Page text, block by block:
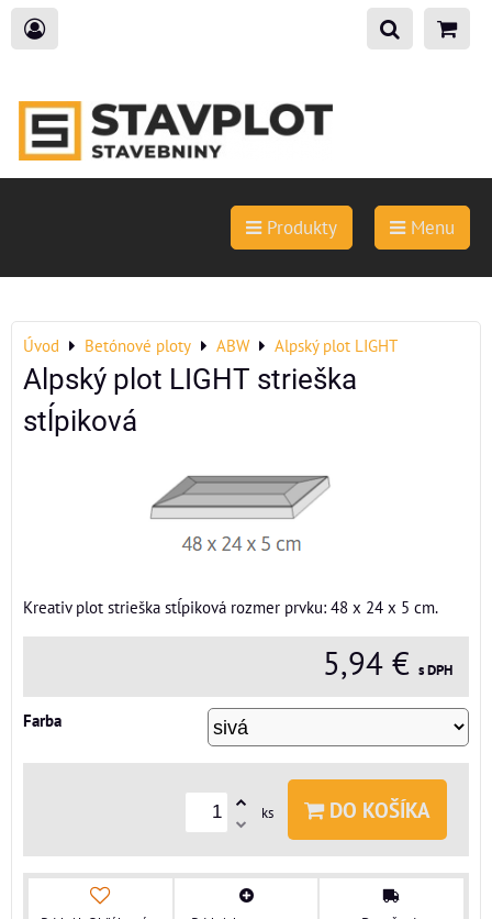
Produkty Menu
Úvod Betónové ploty ABW Alpský plot LIGHT
Alpský plot LIGHT strieška
stĺpiková
Kreativ plot strieška stĺpiková rozmer prvku: 48 x 24 x 5 cm.
5,94 € s DPH
Farba
ks DO KOŠÍKA